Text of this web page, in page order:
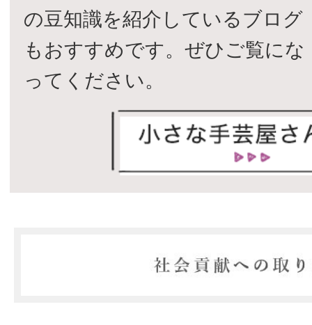
の豆知識を紹介しているブログ
もおすすめです。ぜひご覧にな
ってください。